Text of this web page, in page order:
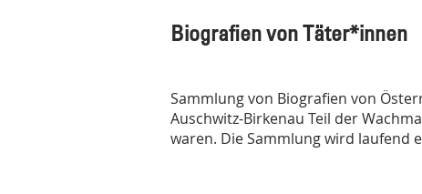
Biografien von Täter*innen
Sammlung von Biografien von
Auschwitz-Birkenau Teil der
waren. Die Sammlung wird laufend